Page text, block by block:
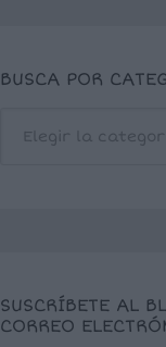
BUSCA POR
SUSCRÍBETE AL
CORREO